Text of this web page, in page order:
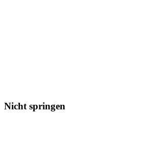
Nicht springen